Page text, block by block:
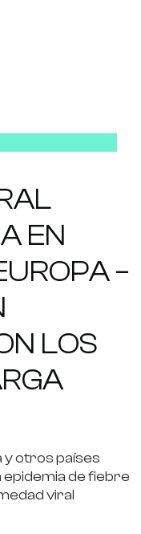
EN
–
LOS
y otros países
de fiebre
viral